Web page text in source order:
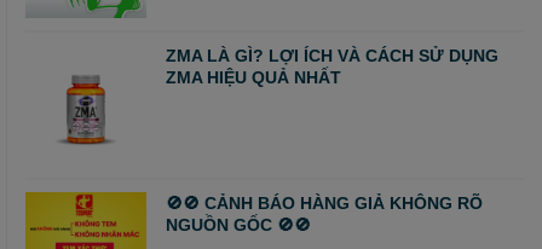
ZMA LÀ GÌ? LỢI ÍCH VÀ CÁCH SỬ DỤNG
ZMA HIỆU QUẢ NHẤT
🚫🚫 CẢNH BÁO HÀNG GIẢ KHÔNG RÕ
NGUỒN GỐC 🚫🚫